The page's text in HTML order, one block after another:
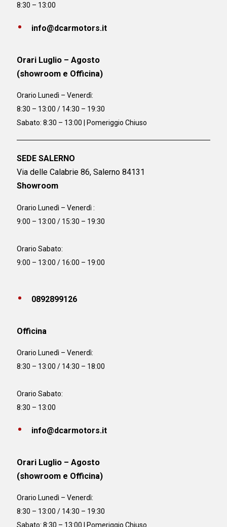
8:30 – 13:00
info@dcarmotors.it
Orari Luglio – Agosto
(showroom e Officina)
Orario Lunedì – Venerdì:
8:30 – 13:00 / 14:30 – 19:30
Sabato: 8:30 – 13:00 | Pomeriggio Chiuso
SEDE SALERNO
Via delle Calabrie 86, Salerno 84131
Showroom
Orario Lunedì – Venerdì :
9:00 – 13:00 / 15:30 – 19:30
Orario Sabato:
9:00 – 13:00 / 16:00 – 19:00
0892899126
Officina
Orario Lunedì – Venerdì:
8:30 – 13:00 / 14:30 – 18:00
Orario Sabato:
8:30 – 13:00
info@dcarmotors.it
Orari Luglio – Agosto
(showroom e Officina)
Orario Lunedì – Venerdì:
8:30 – 13:00 / 14:30 – 19:30
Sabato: 8:30 – 13:00 | Pomeriggio Chiuso